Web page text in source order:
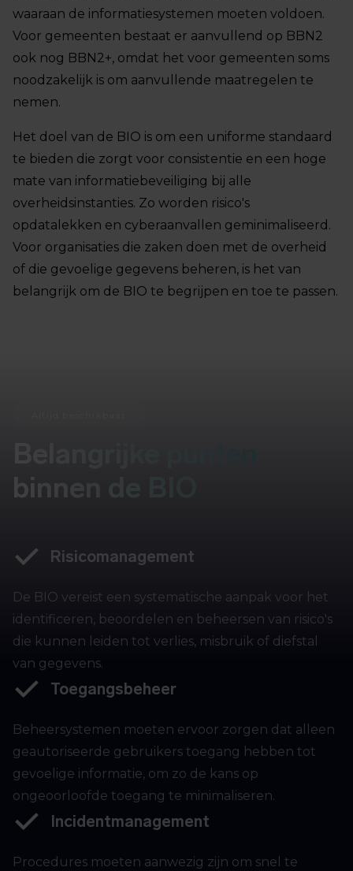
waaraan de informatiesystemen moeten voldoen.
Voor gemeenten bestaat er aanvullend op BBN2
ook nog BBN2+, omdat het voor gemeenten soms
noodzakelijk is om aanvullende maatregelen te
nemen.
Het doel van de BIO is om een uniforme standaard
te bieden die zorgt voor consistentie en een hoge
mate van informatiebeveiliging bij alle
overheidsinstanties. Zo worden risico's
opdatalekken en cyberaanvallen geminimaliseerd.
Voor organisaties die zaken doen met de overheid
of die gevoelige gegevens beheren, is het van
belangrijk om de BIO te begrijpen en toe te passen.
binnen de BIO
Risicomanagement
De BIO vereist een systematische aanpak voor het
identificeren, beoordelen en beheersen van risico's
die kunnen leiden tot verlies, misbruik of diefstal
van gegevens.
Toegangsbeheer
Beheersystemen moeten ervoor zorgen dat alleen
geautoriseerde gebruikers toegang hebben tot
gevoelige informatie, om zo de kans op
ongeoorloofde toegang te minimaliseren.
Incidentmanagement
Procedures moeten aanwezig zijn om snel te